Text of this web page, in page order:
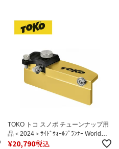
TOKO トコ スノボ チューンナップ用
品＜2024＞ｻｲﾄﾞｳｫｰﾙﾌﾟﾗﾝﾅｰ World
Cup / 5549848
¥20,790税込